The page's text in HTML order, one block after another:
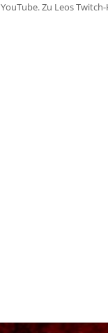
YouTube. Zu Leos